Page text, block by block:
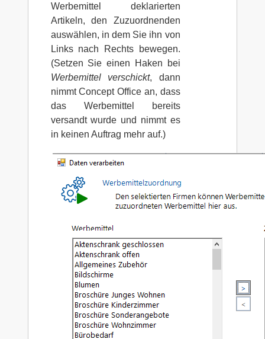
Werbemittel deklarierten
Artikeln, den Zuzuordnenden
auswählen, in dem Sie ihn von
Links nach Rechts bewegen.
(Setzen Sie einen Haken bei
Werbemittel verschickt, dann
nimmt Concept Office an, dass
das Werbemittel bereits
versandt wurde und nimmt es
in keinen Auftrag mehr auf.)